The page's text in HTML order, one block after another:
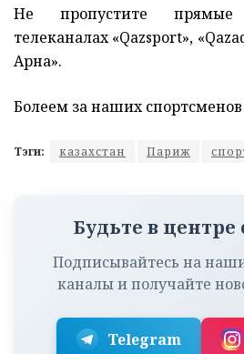
Не пропустите
телеканалах «Qazsport»,
Арна».
Болеем за наших
Тэги: казахстан Париж
Будьте в
Подписывайтесь на
каналы и получайте
Telegram